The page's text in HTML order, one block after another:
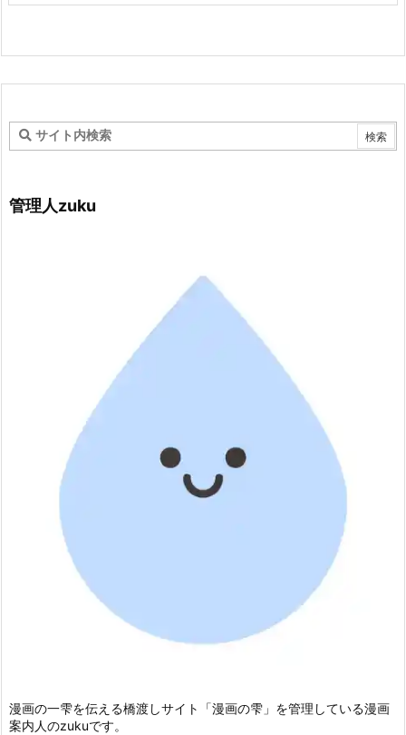
管理人zuku
漫画の一雫を伝える橋渡しサイト「漫画の雫」を管理している漫画
案内人のzukuです。